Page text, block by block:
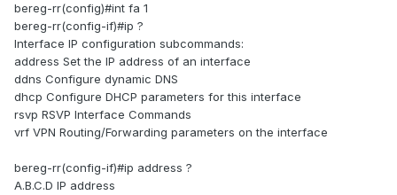
bereg-rr(config)#int fa 1
bereg-rr(config-if)#ip ?
Interface IP configuration subcommands:
address Set the IP address of an interface
ddns Configure dynamic DNS
dhcp Configure DHCP parameters for this interface
rsvp RSVP Interface Commands
vrf VPN Routing/Forwarding parameters on the interface
bereg-rr(config-if)#ip address ?
A.B.C.D IP address